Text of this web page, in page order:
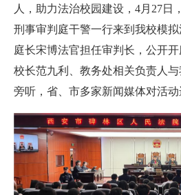
人，助力法治校园建设，4月27日
刑事审判庭干警一行来到我校模
庭长宋博法官担任审判长，公开开
校长范九利、教务处相关负责人
旁听，省、市多家新闻媒体对活动